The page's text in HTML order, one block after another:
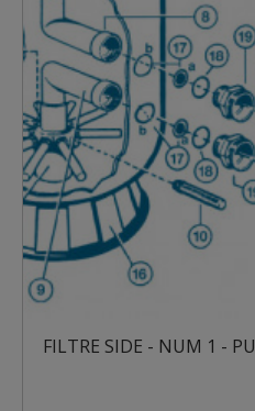
FILTRE SIDE - NUM 1 -